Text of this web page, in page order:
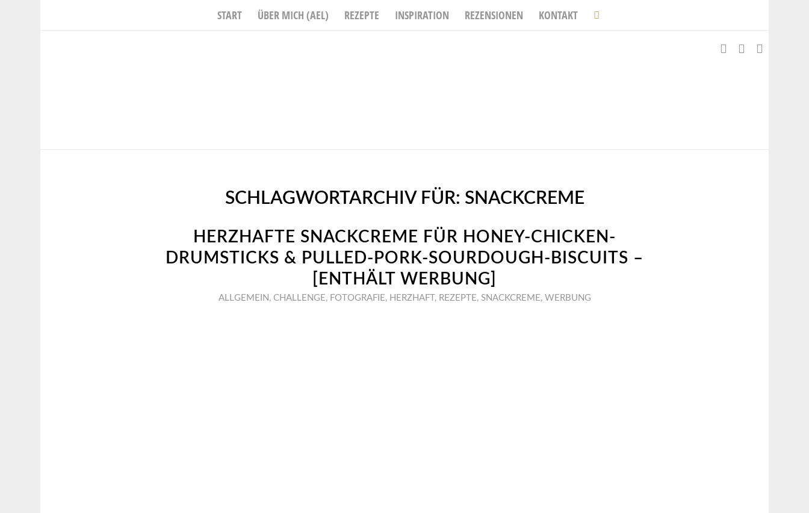
START ÜBER MICH (AEL) REZEPTE INSPIRATION REZENSIONEN KONTAKT
SCHLAGWORTARCHIV FÜR: SNACKCREME
HERZHAFTE SNACKCREME FÜR HONEY-CHICKEN-
DRUMSTICKS & PULLED-PORK-SOURDOUGH-BISCUITS –
[ENTHÄLT WERBUNG]
ALLGEMEIN , CHALLENGE, FOTOGRAFIE, HERZHAFT , REZEPTE, SNACKCREME, WERBUNG